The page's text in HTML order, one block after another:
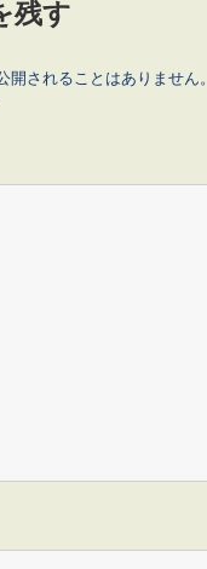
残す
開されることはありません。